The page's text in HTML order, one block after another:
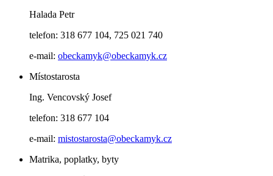
Halada Petr
telefon: 318 677 104, 725 021 740
e-mail: obeckamyk@obeckamyk.cz
Místostarosta
Ing. Vencovský Josef
telefon: 318 677 104
e-mail: mistostarosta@obeckamyk.cz
Matrika, poplatky, byty